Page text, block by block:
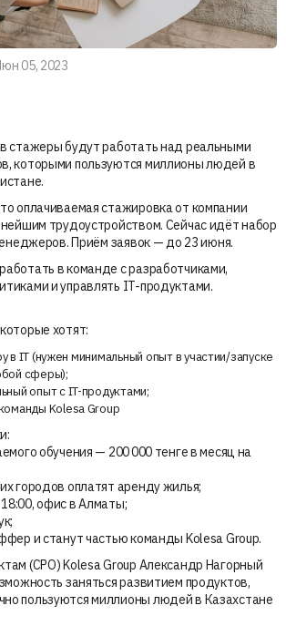
05, 2023
стажеры будут работать над реальными
которыми пользуются миллионы людей в
оплачиваемая стажировка от компании
трудоустройством. Сейчас идёт набор
Приём заявок — до 23 июня.
в команде с разработчиками,
и управлять IT-продуктами.
хотят:
в IT (нужен минимальный опыт в участии/запуске
сферы);
опыт с IT-продуктами;
Kolesa Group
обучения — 200 000 тенге в месяц на
городов оплатят аренду жилья;
офис в Алматы;
и станут частью команды Kolesa Group.
(CPO) Kolesa Group Александр Нагорный
заняться развитием продуктов,
пользуются миллионы людей в Казахстане